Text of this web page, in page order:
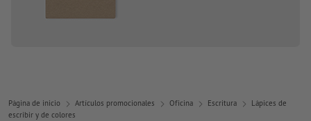
Página de inicio Artículos promocionales Oficina Escritura
Lápices de
escribir y de colores